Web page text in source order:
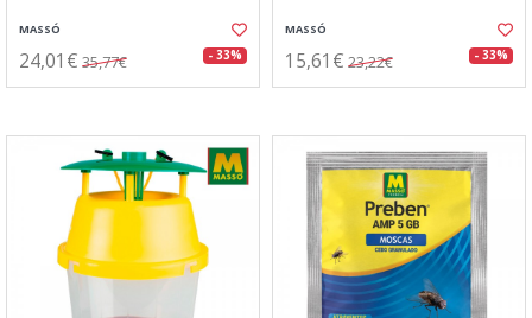
MASSÓ
24,01€ 35,77€ - 33%
MASSÓ
15,61€ 23,22€ - 33%